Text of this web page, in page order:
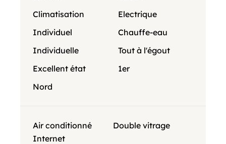
Climatisation
Electrique
Individuel
Chauffe-eau
Individuelle
Tout à l'égout
Excellent état
1er
Nord
Air conditionné
Double vitrage
Internet